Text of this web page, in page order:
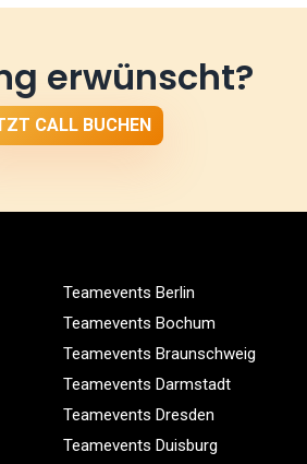
erwünscht?
CALL BUCHEN
Teamevents Berlin
Teamevents Bochum
Teamevents Braunschweig
Teamevents Darmstadt
Teamevents Dresden
Teamevents Duisburg